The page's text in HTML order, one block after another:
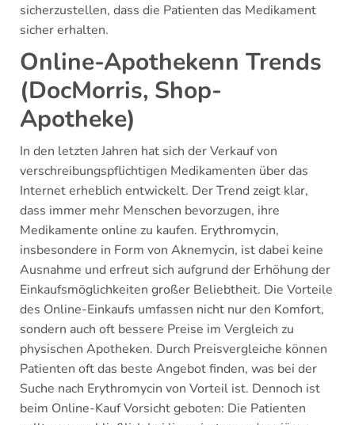
sicherzustellen, dass die Patienten das Medikament
sicher erhalten.
Online-Apothekenn Trends
(DocMorris, Shop-
Apotheke)
In den letzten Jahren hat sich der Verkauf von
verschreibungspflichtigen Medikamenten über das
Internet erheblich entwickelt. Der Trend zeigt klar,
dass immer mehr Menschen bevorzugen, ihre
Medikamente online zu kaufen. Erythromycin,
insbesondere in Form von Aknemycin, ist dabei keine
Ausnahme und erfreut sich aufgrund der Erhöhung der
Einkaufsmöglichkeiten großer Beliebtheit. Die Vorteile
des Online-Einkaufs umfassen nicht nur den Komfort,
sondern auch oft bessere Preise im Vergleich zu
physischen Apotheken. Durch Preisvergleiche können
Patienten oft das beste Angebot finden, was bei der
Suche nach Erythromycin von Vorteil ist. Dennoch ist
beim Online-Kauf Vorsicht geboten: Die Patienten